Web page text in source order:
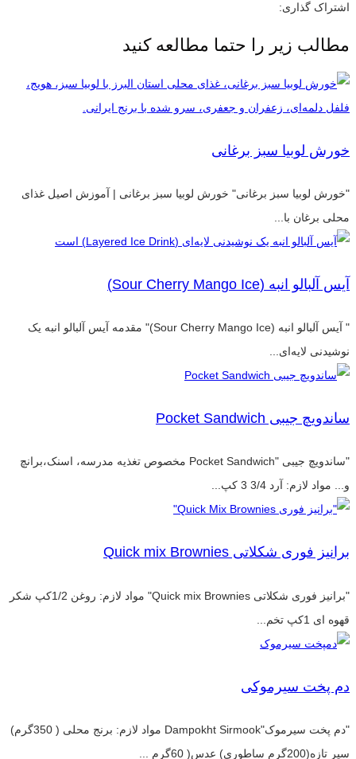
اشتراک گذاری:
مطالب زیر را حتما مطالعه کنید
خورش لوبیا سبز برغانی
"خورش لوبیا سبز برغانی" خورش لوبیا سبز برغانی | آموزش اصیل غذای
محلی برغان با...
آیس آلبالو انبه (Sour Cherry Mango Ice)
" آیس آلبالو انبه (Sour Cherry Mango Ice)" مقدمه آیس آلبالو انبه یک
نوشیدنی لایه‌ای...
ساندویچ جیبی Pocket Sandwich
"ساندویچ جیبی "Pocket Sandwich مخصوص تغذیه مدرسه، اسنک،برانچ
و... مواد لازم: آرد 3/4 3 کپ...
برانیز فوری شکلاتی Quick mix Brownies
"برانیز فوری شکلاتی Quick mix Brownies" مواد لازم: روغن 1/2کپ شکر
قهوه ای 1کپ تخم...
دم پخت سیرموکی
"دم پخت سیرموک"Dampokht Sirmook مواد لازم: برنج محلی ( 350گرم)
سیر تازه(200گرم ساطوری) عدس( 60گرم ...